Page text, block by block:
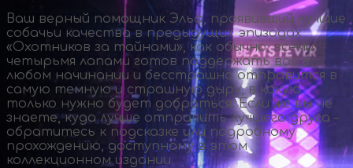
Ваш верный помощник Эльф, проявивший лучшие
собачьи качества в предыдущих эпизодах
«Охотников за тайнами», как обычно, всеми
четырьмя лапами готов поддержать вас в
любом начинании и бесстрашно отправится в
самую темную и страшную дыру, в какую
только нужно будет добраться. Если же вы не
знаете, куда лучше отправить лучшего друга –
обратитесь к подсказке или подробному
прохождению, доступному в этом
коллекционном издании.